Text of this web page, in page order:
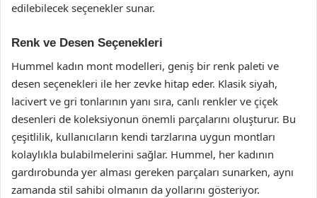
edilebilecek seçenekler sunar.
Renk ve Desen Seçenekleri
Hummel kadın mont modelleri, geniş bir renk paleti ve
desen seçenekleri ile her zevke hitap eder. Klasik siyah,
lacivert ve gri tonlarının yanı sıra, canlı renkler ve çiçek
desenleri de koleksiyonun önemli parçalarını oluşturur. Bu
çeşitlilik, kullanıcıların kendi tarzlarına uygun montları
kolaylıkla bulabilmelerini sağlar. Hummel, her kadının
gardırobunda yer alması gereken parçaları sunarken, aynı
zamanda stil sahibi olmanın da yollarını gösteriyor.